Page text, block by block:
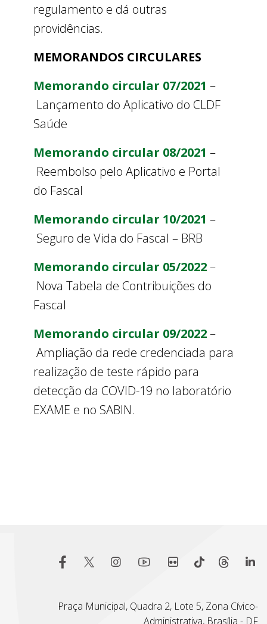
regulamento e dá outras
providências.
MEMORANDOS CIRCULARES
Memorando circular 07/2021 –
Lançamento do Aplicativo do CLDF
Saúde
Memorando circular 08/2021 –
Reembolso pelo Aplicativo e Portal
do Fascal
Memorando circular 10/2021 –
Seguro de Vida do Fascal – BRB
Memorando circular 05/2022–
Nova Tabela de Contribuições do
Fascal
Memorando circular 09/2022–
Ampliação da rede credenciada para
realização de teste rápido para
detecção da COVID-19 no laboratório
EXAME e no SABIN.
Praça Municipal, Quadra 2, Lote 5, Zona Cívico-
Administrativa, Brasília - DF